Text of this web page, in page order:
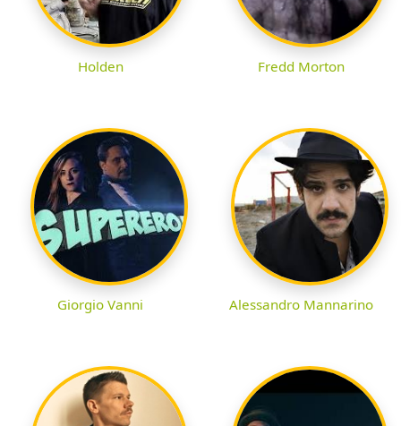
Holden Fredd Morton
Giorgio Vanni Alessandro Mannarino